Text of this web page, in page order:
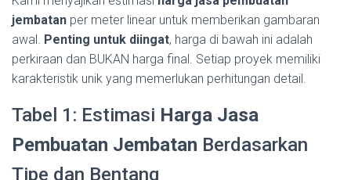
jembatan per meter linear untuk memberikan gambaran
awal. Penting untuk diingat, harga di bawah ini adalah
perkiraan dan BUKAN harga final. Setiap proyek memiliki
karakteristik unik yang memerlukan perhitungan detail.
Tabel 1: Estimasi Harga Jasa
Pembuatan Jembatan Berdasarkan
Tipe dan Bentang